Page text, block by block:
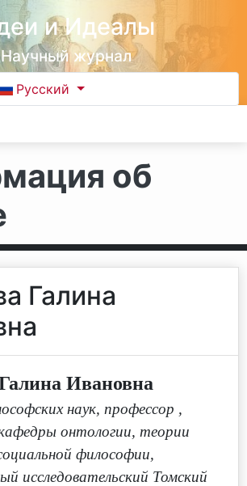
и Идеалы
Научный журнал
Русский
об
Галина
Ивановна
наук, профессор ,
онтологии, теории
философии,
исследовательский Томский